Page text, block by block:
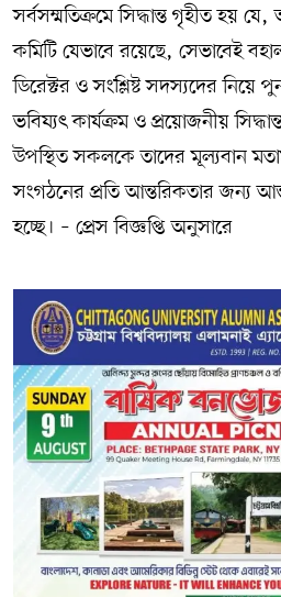
সর্বসম্মতিক্রমে সিদ্ধান্ত গৃহীত হয়
কমিটি যেভাবে রয়েছে, সেভাবেই
ডিরেক্টর ও সংশ্লিষ্ট সদস্যদের
ভবিষ্যৎ কার্যক্রম ও প্রয়োজনীয়
উপস্থিত সকলকে তাদের মূল্যবান
সংগঠনের প্রতি আন্তরিকতার জন্য
হচ্ছে। – প্রেস বিজ্ঞপ্তি অনুসারে